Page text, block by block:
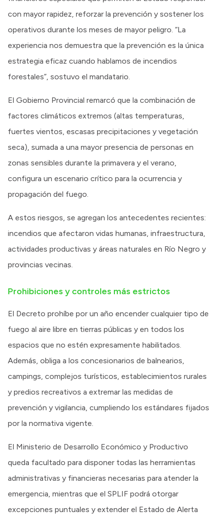
con mayor rapidez, reforzar la prevención y sostener los
operativos durante los meses de mayor peligro. “La
experiencia nos demuestra que la prevención es la única
estrategia eficaz cuando hablamos de incendios
forestales”, sostuvo el mandatario.
El Gobierno Provincial remarcó que la combinación de
factores climáticos extremos (altas temperaturas,
fuertes vientos, escasas precipitaciones y vegetación
seca), sumada a una mayor presencia de personas en
zonas sensibles durante la primavera y el verano,
configura un escenario crítico para la ocurrencia y
propagación del fuego.
A estos riesgos, se agregan los antecedentes recientes:
incendios que afectaron vidas humanas, infraestructura,
actividades productivas y áreas naturales en Río Negro y
provincias vecinas.
Prohibiciones y controles más estrictos
El Decreto prohíbe por un año encender cualquier tipo de
fuego al aire libre en tierras públicas y en todos los
espacios que no estén expresamente habilitados.
Además, obliga a los concesionarios de balnearios,
campings, complejos turísticos, establecimientos rurales
y predios recreativos a extremar las medidas de
prevención y vigilancia, cumpliendo los estándares fijados
por la normativa vigente.
El Ministerio de Desarrollo Económico y Productivo
queda facultado para disponer todas las herramientas
administrativas y financieras necesarias para atender la
emergencia, mientras que el SPLIF podrá otorgar
excepciones puntuales y extender el Estado de Alerta